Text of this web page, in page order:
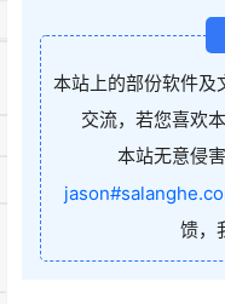
本站上的部份软件及
交流，若您喜欢
本站无意侵
馈，